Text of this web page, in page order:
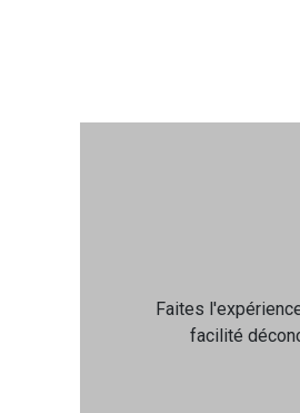
Faites
facilité